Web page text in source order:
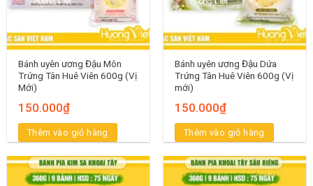
Bánh uyên ương Đậu Môn
Trứng Tân Huê Viên 600g (Vị
Mới)
150.000₫
Thêm vào giỏ hàng
Bánh uyên ương Đậu Dứa
Trứng Tân Huê Viên 600g (Vị
mới)
150.000₫
Thêm vào giỏ hàng